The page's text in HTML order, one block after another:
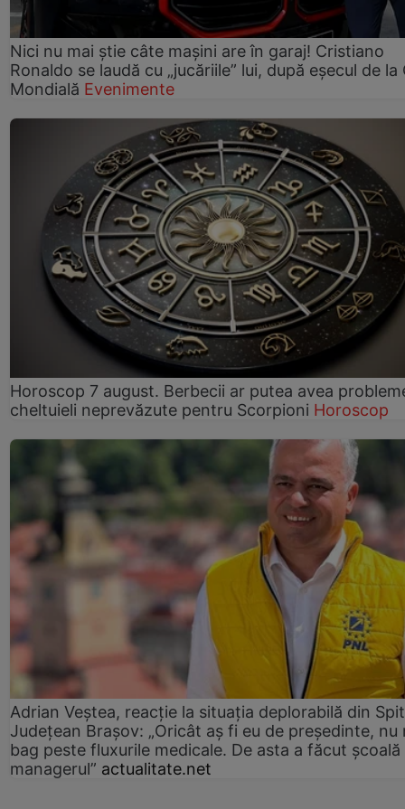
Nici nu mai știe câte mașini are în garaj! Cristiano
Ronaldo se laudă cu „jucăriile” lui, după eșecul de la
Mondială Evenimente
Horoscop 7 august. Berbecii ar putea avea
cheltuieli neprevăzute pentru Scorpioni Horoscop
Adrian Veștea, reacție la situația deplorabilă din
Județean Brașov: „Oricât aș fi eu de președinte, nu
bag peste fluxurile medicale. De asta a făcut școală
managerul” actualitate.net